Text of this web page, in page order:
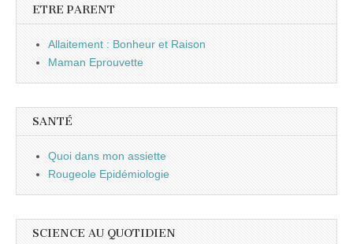
ETRE PARENT
Allaitement : Bonheur et Raison
Maman Eprouvette
SANTÉ
Quoi dans mon assiette
Rougeole Epidémiologie
SCIENCE AU QUOTIDIEN